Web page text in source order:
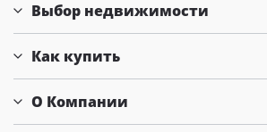
Выбор недвижимости
Как купить
О Компании